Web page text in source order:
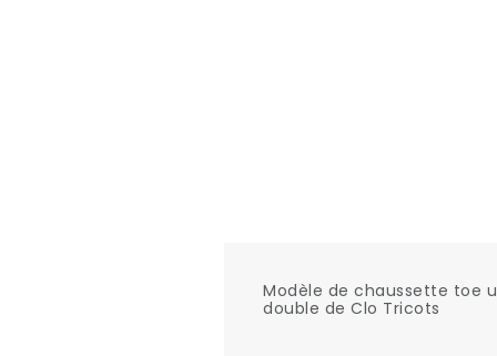
Modèle de chaussette toe
double de Clo Tricots